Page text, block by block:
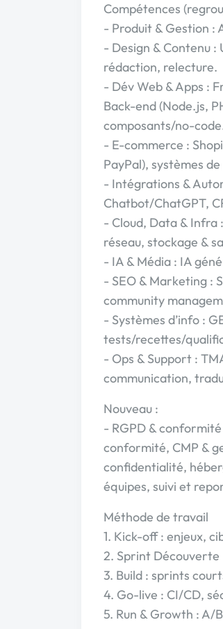
Compétences
- Produit & Gestion :
- Design & Contenu
rédaction, relecture.
- Dév Web & Apps :
Back-end (Node.js,
composants/no-
- E-commerce :
PayPal), systèmes
- Intégrations &
Chatbot/ChatGPT,
- Cloud, Data & Infra
réseau, stockage &
- IA & Média : IA
- SEO & Marketing :
community
- Systèmes d’info :
tests/recettes/
- Ops & Support :
communication,
Nouveau :
- RGPD &
conformité, CMP &
confidentialité,
équipes, suivi et
Méthode de travail
1. Kick-off : enjeux,
2. Sprint Découverte
3. Build : sprints
4. Go-live : CI/CD,
5. Run & Growth : A/